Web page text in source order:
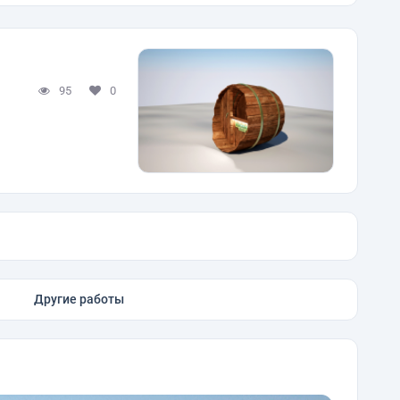
95 0
Другие работы